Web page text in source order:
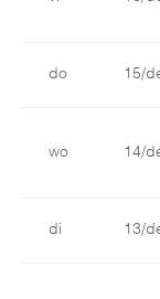
do 15/
wo 14/
di 13/